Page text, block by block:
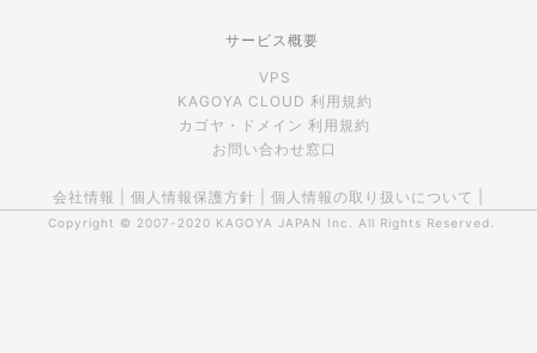
サービス概要
VPS
KAGOYA CLOUD 利用規約
カゴヤ・ドメイン 利用規約
お問い合わせ窓口
会社情報 個人情報保護方針 個人情報の取り扱いについて
Copyright © 2007-2020 KAGOYA JAPAN Inc. All Rights Reserved.